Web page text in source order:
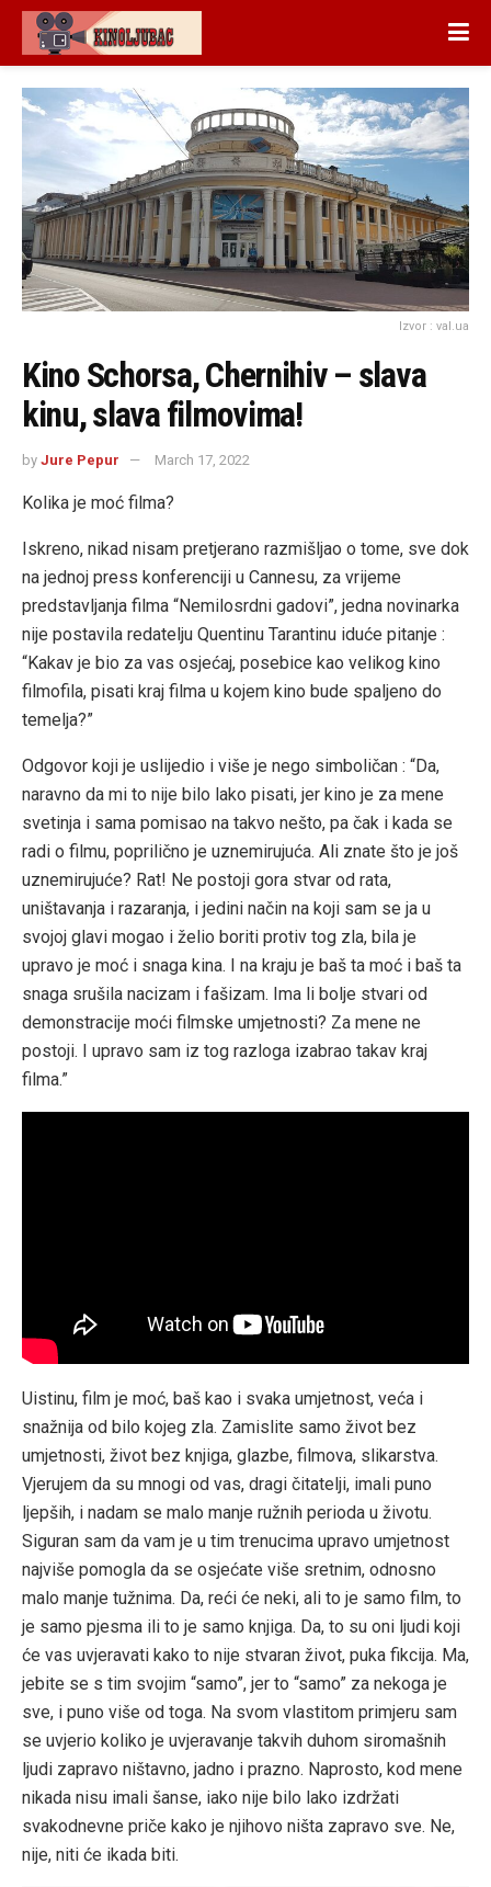
Izvor : val.ua
Kino Schorsa, Chernihiv – slava
kinu, slava filmovima!
by Jure Pepur March 17, 2022
Kolika je moć filma?
Iskreno, nikad nisam pretjerano razmišljao o tome, sve dok
na jednoj press konferenciji u Cannesu, za vrijeme
predstavljanja filma “Nemilosrdni gadovi”, jedna novinarka
nije postavila redatelju Quentinu Tarantinu iduće pitanje :
“Kakav je bio za vas osjećaj, posebice kao velikog kino
filmofila, pisati kraj filma u kojem kino bude spaljeno do
temelja?”
Odgovor koji je uslijedio i više je nego simboličan : “Da,
naravno da mi to nije bilo lako pisati, jer kino je za mene
svetinja i sama pomisao na takvo nešto, pa čak i kada se
radi o filmu, poprilično je uznemirujuća. Ali znate što je još
uznemirujuće? Rat! Ne postoji gora stvar od rata,
uništavanja i razaranja, i jedini način na koji sam se ja u
svojoj glavi mogao i želio boriti protiv tog zla, bila je
upravo je moć i snaga kina. I na kraju je baš ta moć i baš ta
snaga srušila nacizam i fašizam. Ima li bolje stvari od
demonstracije moći filmske umjetnosti? Za mene ne
postoji. I upravo sam iz tog razloga izabrao takav kraj
filma.”
Uistinu, film je moć, baš kao i svaka umjetnost, veća i
snažnija od bilo kojeg zla. Zamislite samo život bez
umjetnosti, život bez knjiga, glazbe, filmova, slikarstva.
Vjerujem da su mnogi od vas, dragi čitatelji, imali puno
ljepših, i nadam se malo manje ružnih perioda u životu.
Siguran sam da vam je u tim trenucima upravo umjetnost
najviše pomogla da se osjećate više sretnim, odnosno
malo manje tužnima. Da, reći će neki, ali to je samo film, to
je samo pjesma ili to je samo knjiga. Da, to su oni ljudi koji
će vas uvjeravati kako to nije stvaran život, puka fikcija. Ma,
jebite se s tim svojim “samo”, jer to “samo” za nekoga je
sve, i puno više od toga. Na svom vlastitom primjeru sam
se uvjerio koliko je uvjeravanje takvih duhom siromašnih
ljudi zapravo ništavno, jadno i prazno. Naprosto, kod mene
nikada nisu imali šanse, iako nije bilo lako izdržati
svakodnevne priče kako je njihovo ništa zapravo sve. Ne,
nije, niti će ikada biti.